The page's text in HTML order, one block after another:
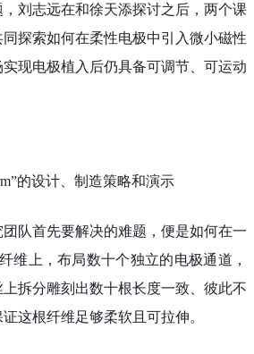
刘志远在和徐天添探讨之后，两个课
探索如何在柔性电极中引入微小磁性
现电极植入后仍具备可调节、可运动
的设计、制造策略和演示
队首先要解决的难题，便是如何在一
维上，布局数十个独立的电极通道，
拆分雕刻出数十根长度一致、彼此不
这根纤维足够柔软且可拉伸。